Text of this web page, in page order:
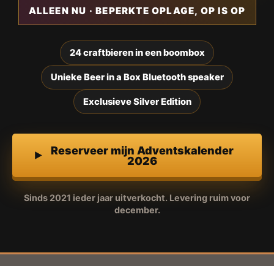
ALLEEN NU · BEPERKTE OPLAGE, OP IS OP
24 craftbieren in een boombox
Unieke Beer in a Box Bluetooth speaker
Exclusieve Silver Edition
Reserveer mijn Adventskalender
2026
Sinds 2021 ieder jaar uitverkocht. Levering ruim voor
december.